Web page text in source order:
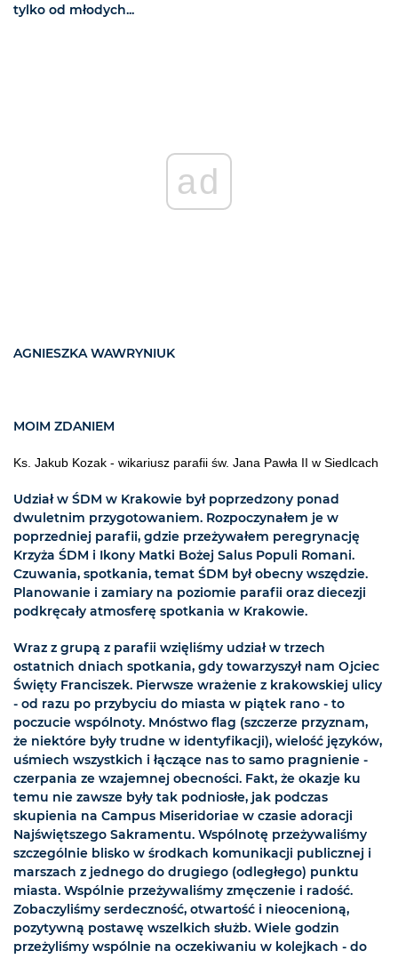
tylko od młodych...
ad
AGNIESZKA WAWRYNIUK
MOIM ZDANIEM
Ks. Jakub Kozak - wikariusz parafii św. Jana Pawła II w Siedlcach
Udział w ŚDM w Krakowie był poprzedzony ponad
dwuletnim przygotowaniem. Rozpoczynałem je w
poprzedniej parafii, gdzie przeżywałem peregrynację
Krzyża ŚDM i Ikony Matki Bożej Salus Populi Romani.
Czuwania, spotkania, temat ŚDM był obecny wszędzie.
Planowanie i zamiary na poziomie parafii oraz diecezji
podkręcały atmosferę spotkania w Krakowie.
Wraz z grupą z parafii wzięliśmy udział w trzech
ostatnich dniach spotkania, gdy towarzyszył nam Ojciec
Święty Franciszek. Pierwsze wrażenie z krakowskiej ulicy
- od razu po przybyciu do miasta w piątek rano - to
poczucie wspólnoty. Mnóstwo flag (szczerze przyznam,
że niektóre były trudne w identyfikacji), wielość języków,
uśmiech wszystkich i łączące nas to samo pragnienie -
czerpania ze wzajemnej obecności. Fakt, że okazje ku
temu nie zawsze były tak podniosłe, jak podczas
skupienia na Campus Miseridoriae w czasie adoracji
Najświętszego Sakramentu. Wspólnotę przeżywaliśmy
szczególnie blisko w środkach komunikacji publicznej i
marszach z jednego do drugiego (odległego) punktu
miasta. Wspólnie przeżywaliśmy zmęczenie i radość.
Zobaczyliśmy serdeczność, otwartość i nieocenioną,
pozytywną postawę wszelkich służb. Wiele godzin
przeżyliśmy wspólnie na oczekiwaniu w kolejkach - do